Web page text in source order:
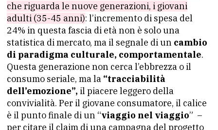
che riguarda le nuove generazioni, i giovani
adulti (35-45 anni): l’incremento di spesa del
24% in questa fascia di età non è solo una
statistica di mercato, ma il segnale di un cambio
di paradigma culturale, comportamentale.
Questa generazione non cerca l’ebbrezza o il
consumo seriale, ma la “tracciabilità
dell’emozione”, il piacere leggero della
convivialità. Per il giovane consumatore, il calice
è il punto finale di un “viaggio nel viaggio” –
per citare il claim di una campagna del progetto